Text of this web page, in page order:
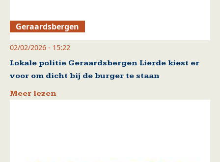
Geraardsbergen
02/02/2026 - 15:22
Lokale politie Geraardsbergen Lierde kiest er
voor om dicht bij de burger te staan
Meer lezen